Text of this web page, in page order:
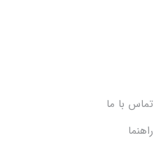
تماس با ما
راهنما